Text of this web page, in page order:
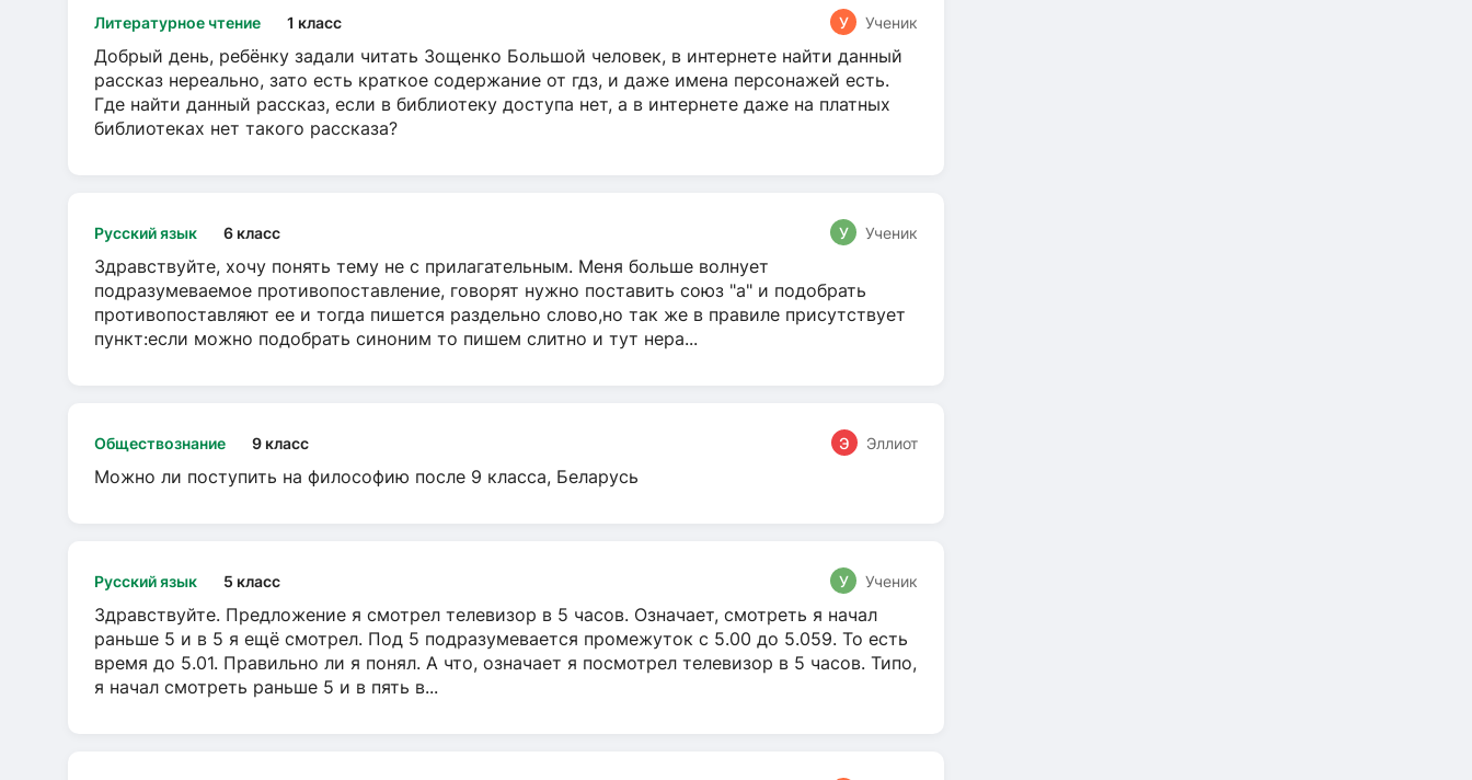
Литературное чтение 1 класс У Ученик
Добрый день, ребёнку задали читать Зощенко Большой человек, в интернете найти данный
рассказ нереально, зато есть краткое содержание от гдз, и даже имена персонажей есть.
Где найти данный рассказ, если в библиотеку доступа нет, а в интернете даже на платных
библиотеках нет такого рассказа?
Русский язык 6 класс У Ученик
Здравствуйте, хочу понять тему не с прилагательным. Меня больше волнует
подразумеваемое противопоставление, говорят нужно поставить союз "а" и подобрать
противопоставляют ее и тогда пишется раздельно слово,но так же в правиле присутствует
пункт:если можно подобрать синоним то пишем слитно и тут нера...
Обществознание 9 класс Э Эллиот
Можно ли поступить на философию после 9 класса, Беларусь
Русский язык 5 класс У Ученик
Здравствуйте. Предложение я смотрел телевизор в 5 часов. Означает, смотреть я начал
раньше 5 и в 5 я ещё смотрел. Под 5 подразумевается промежуток с 5.00 до 5.059. То есть
время до 5.01. Правильно ли я понял. А что, означает я посмотрел телевизор в 5 часов. Типо,
я начал смотреть раньше 5 и в пять в...